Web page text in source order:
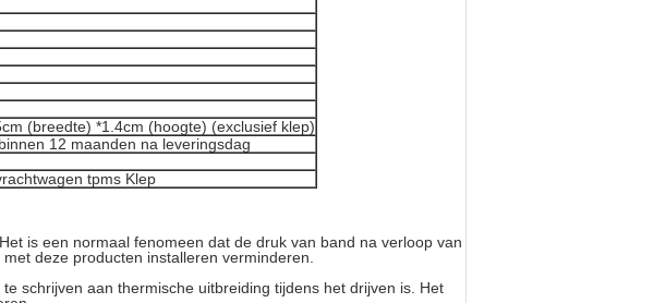
(breedte) *1.4cm (hoogte) (exclusief klep)
12 maanden na leveringsdag
tpms Klep
is een normaal fenomeen dat de druk van band na verloop van
deze producten installeren verminderen.
schrijven aan thermische uitbreiding tijdens het drijven is. Het